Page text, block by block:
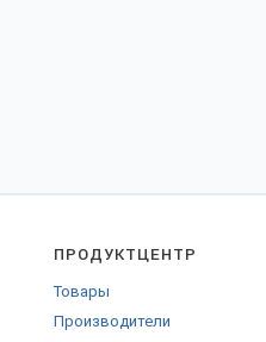
ПРОДУКТЦЕНТР
Товары
Производители